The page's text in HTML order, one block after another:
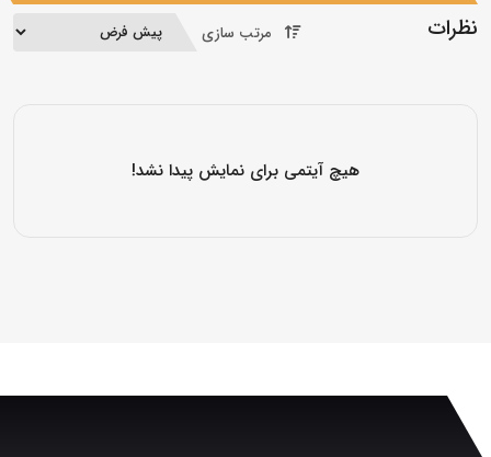
نظرات مرتب سازی
هیچ آیتمی برای نمایش پیدا نشد!